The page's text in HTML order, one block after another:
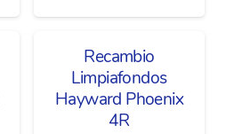
Recambio
Limpiafondos
Hayward Phoenix
4R